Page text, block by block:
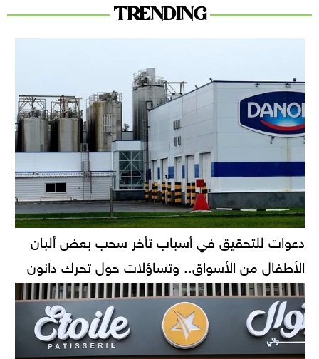
TRENDING
دعوات للتحقيق في أسباب تأخر سحب بعض ألبان
الأطفال من الأسواق.. وتساؤلات حول تحرك دانون